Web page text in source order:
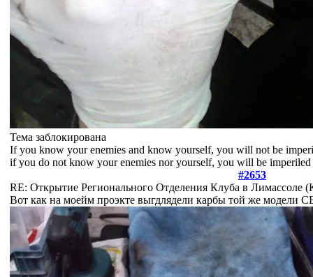
Тема заблокирована
If you know your enemies and know yourself, you will not be
if you do not know your enemies nor yourself, you will be
#2653
RE: Открытие Регионального Отделения Клуба в Лимассоле
Вот как на моейм проэкте выгдлядели карбы той же модели